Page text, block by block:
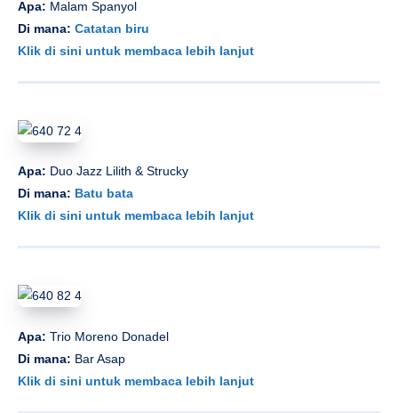
Apa: Malam Spanyol
Di mana: Catatan biru
Klik di sini untuk membaca lebih lanjut
Apa: Duo Jazz Lilith & Strucky
Di mana: Batu bata
Klik di sini untuk membaca lebih lanjut
Apa: Trio Moreno Donadel
Di mana: Bar Asap
Klik di sini untuk membaca lebih lanjut